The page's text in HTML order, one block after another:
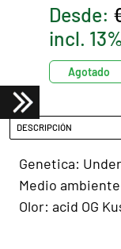
Desde:
incl.
Agotado
DESCRIPCIÓN
Genetica:
Medio
Olor: acid OG